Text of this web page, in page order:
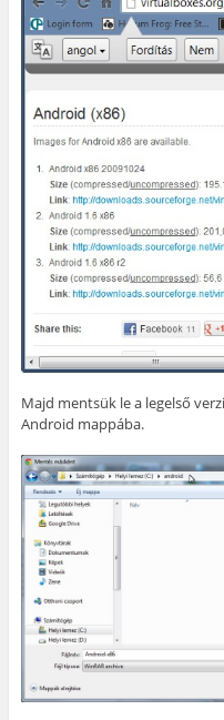
Majd mentsük le a legelső
Android mappába.